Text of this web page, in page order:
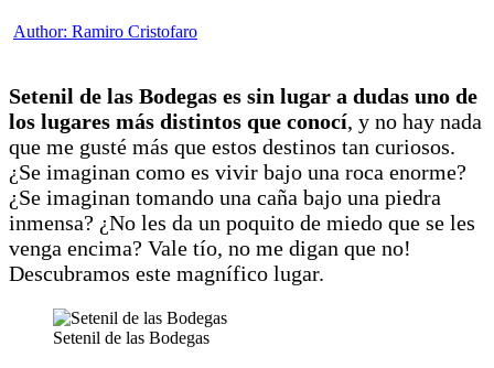
Author: Ramiro Cristofaro
Setenil de las Bodegas es sin lugar a dudas uno de
los lugares más distintos que conocí, y no hay nada
que me gusté más que estos destinos tan curiosos.
¿Se imaginan como es vivir bajo una roca enorme?
¿Se imaginan tomando una caña bajo una piedra
inmensa? ¿No les da un poquito de miedo que se les
venga encima? Vale tío, no me digan que no!
Descubramos este magnífico lugar.
Setenil de las Bodegas